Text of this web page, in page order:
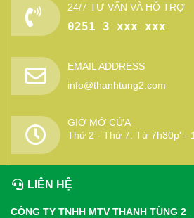
24/7 TƯ VẤN VÀ HỖ TRỢ
0251 3 xxx xxx
EMAIL ADDRESS
info@thanhtung2.com
GIỜ MỞ CỬA
Thứ 2 - Thứ 7: Từ 7h30p' -
LIÊN HỆ
CÔNG TY TNHH MTV THANH TÙNG 2